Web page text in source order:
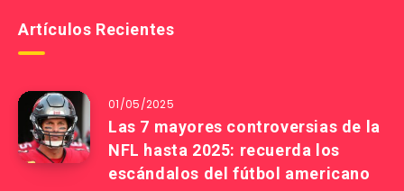
Artículos Recientes
01/05/2025
Las 7 mayores controversias de la
NFL hasta 2025: recuerda los
escándalos del fútbol americano